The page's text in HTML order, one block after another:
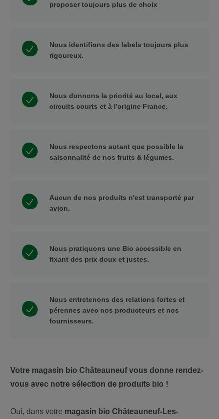
proposer toujours plus de choix
Nous identifions des labels toujours plus
rigoureux.
Nous donnons la priorité au local, aux
circuits courts et à l'origine France.
Nous respectons autant que possible la
saisonnalité de nos fruits & légumes.
Aucun de nos produits n'est transporté par
avion.
Nous pratiquons une Bio accessible en
fixant des prix doux et justes.
Nous entretenons des relations fortes et
pérennes avec nos producteurs et nos
fournisseurs.
Votre magasin bio Châteauneufvous donne rendez-
vous avec notre sélection de produits bio !
Oui, dans votre magasin bio Châteauneuf-Les-